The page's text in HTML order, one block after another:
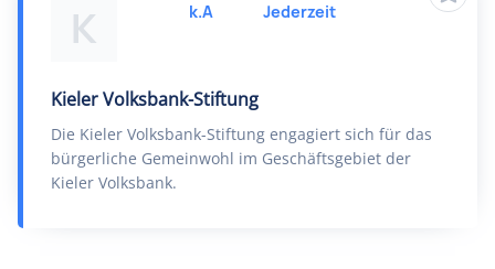
K
Kieler Volksbank-Stiftung
Die Kieler Volksbank-Stiftung engagiert sich für das
bürgerliche Gemeinwohl im Geschäftsgebiet der
Kieler Volksbank.
k.A Jederzeit